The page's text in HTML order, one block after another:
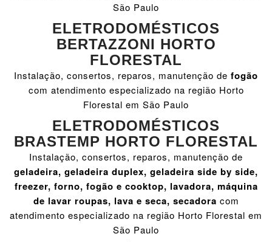
São Paulo
ELETRODOMÉSTICOS
BERTAZZONI HORTO
FLORESTAL
Instalação, consertos, reparos, manutenção de fogão
com atendimento especializado na região Horto
Florestal em São Paulo
ELETRODOMÉSTICOS
BRASTEMP HORTO FLORESTAL
Instalação, consertos, reparos, manutenção de
geladeira, geladeira duplex, geladeira side by side,
freezer, forno, fogão e cooktop, lavadora, máquina
de lavar roupas, lava e seca, secadora com
atendimento especializado na região Horto Florestal em
São Paulo